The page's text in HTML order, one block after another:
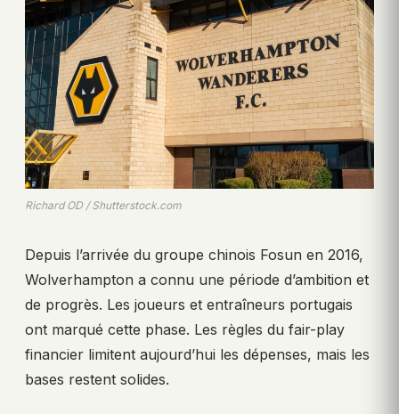
Richard OD / Shutterstock.com
Depuis l’arrivée du groupe chinois Fosun en 2016,
Wolverhampton a connu une période d’ambition et
de progrès. Les joueurs et entraîneurs portugais
ont marqué cette phase. Les règles du fair-play
financier limitent aujourd’hui les dépenses, mais les
bases restent solides.